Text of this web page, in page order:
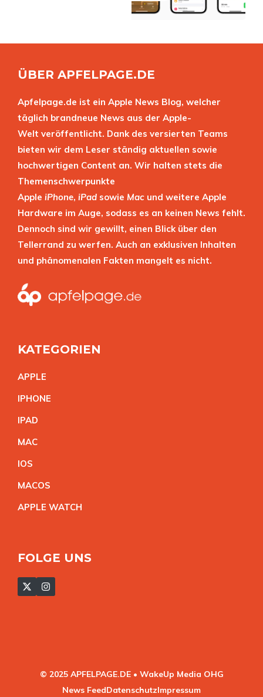
ÜBER APFELPAGE.DE
Apfelpage.de ist ein Apple News Blog, welcher
täglich brandneue News aus der Apple-
Welt veröffentlicht. Dank des versierten Teams
bieten wir dem Leser ständig aktuellen sowie
hochwertigen Content an. Wir halten stets die
Themenschwerpunkte
Apple iPhone, iPad sowie Mac und weitere Apple
Hardware im Auge, sodass es an keinen News fehlt.
Dennoch sind wir gewillt, einen Blick über den
Tellerrand zu werfen. Auch an exklusiven Inhalten
und phänomenalen Fakten mangelt es nicht.
KATEGORIEN
APPLE
IPHONE
IPAD
MAC
IOS
MACOS
APPLE WATCH
FOLGE UNS
© 2025 APFELPAGE.DE • WakeUp Media OHG
News FeedDatenschutzImpressum